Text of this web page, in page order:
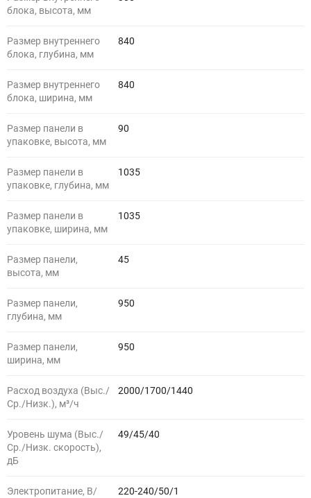
блока, высота, мм
Размер внутреннего
блока, глубина, мм
840
Размер внутреннего
блока, ширина, мм
840
Размер панели в
упаковке, высота, мм
90
Размер панели в
упаковке, глубина, мм
1035
Размер панели в
упаковке, ширина, мм
1035
Размер панели,
высота, мм
45
Размер панели,
глубина, мм
950
Размер панели,
ширина, мм
950
Расход воздуха (Выс./
Ср./Низк.), м³/ч
2000/1700/1440
Уровень шума (Выс./
Ср./Низк. скорость),
дБ
49/45/40
Электропитание, В/
220-240/50/1